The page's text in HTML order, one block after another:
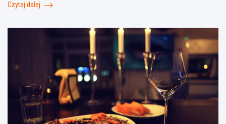
Czytaj dalej